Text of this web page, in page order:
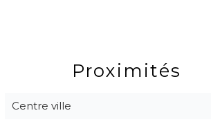
Proximités
Centre ville